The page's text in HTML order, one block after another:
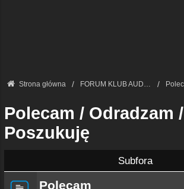
Strona główna FORUM KLUB AUDI A8 - FORUM PODSTAWOWE
Polecam / Odradzam /
Poszukuję
Subfora
Polecam